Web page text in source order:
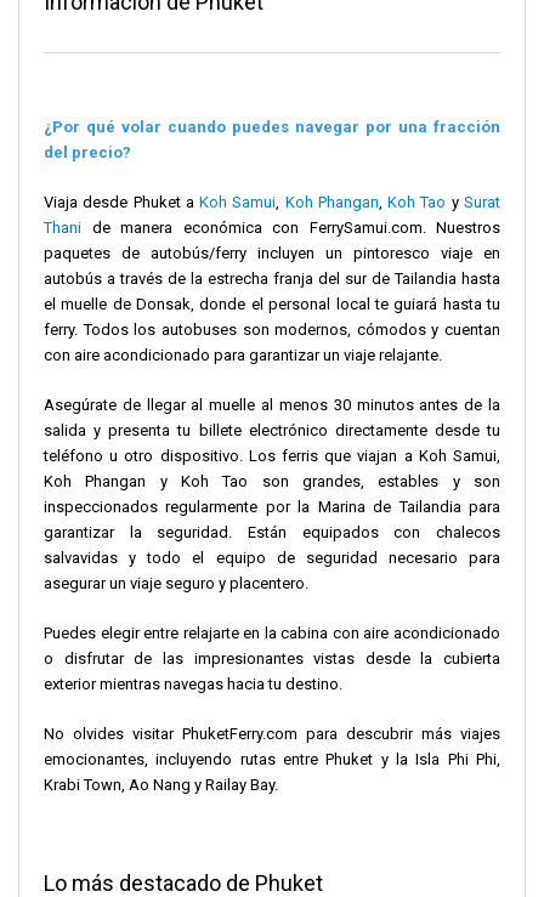
¿Por qué volar cuando puedes navegar por una fracción
del precio?
Viaja desde Phuket aKoh Samui Koh Phangan ,Koh Tao ySurat
Thani de manera económica con FerrySamui.com. Nuestros
paquetes de autobús/ferry incluyen un pintoresco viaje en
autobús a través de la estrecha franja del sur de Tailandia hasta
el muelle de Donsak, donde el personal local te guiará hasta tu
ferry. Todos los autobuses son modernos, cómodos y cuentan
con aire acondicionado para garantizar un viaje relajante.
Asegúrate de llegar al muelle al menos 30 minutos antes de la
salida y presenta tu billete electrónico directamente desde tu
teléfono u otro dispositivo. Los ferris que viajan a Koh Samui,
Koh Phangan y Koh Tao son grandes, estables y son
inspeccionados regularmente por la Marina de Tailandia para
garantizar la seguridad. Están equipados con chalecos
salvavidas y todo el equipo de seguridad necesario para
asegurar un viaje seguro y placentero.
Puedes elegir entre relajarte en la cabina con aire acondicionado
o disfrutar de las impresionantes vistas desde la cubierta
exterior mientras navegas hacia tu destino.
No olvides visitar PhuketFerry.com para descubrir más viajes
emocionantes, incluyendo rutas entre Phuket y la Isla Phi Phi,
Krabi Town, Ao Nang y Railay Bay.
Lo más destacado de Phuket